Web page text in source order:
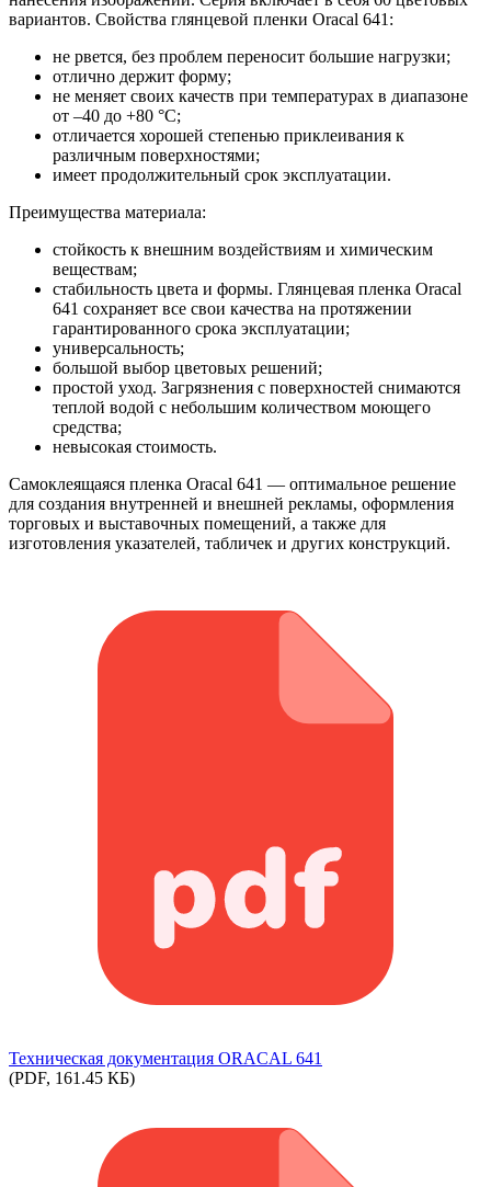
вариантов. Свойства глянцевой пленки Oracal 641:
не рвется, без проблем переносит большие нагрузки;
отлично держит форму;
не меняет своих качеств при температурах в диапазоне
от –40 до +80 °С;
отличается хорошей степенью приклеивания к
различным поверхностями;
имеет продолжительный срок эксплуатации.
Преимущества материала:
стойкость к внешним воздействиям и химическим
веществам;
стабильность цвета и формы. Глянцевая пленка Oracal
641 сохраняет все свои качества на протяжении
гарантированного срока эксплуатации;
универсальность;
большой выбор цветовых решений;
простой уход. Загрязнения с поверхностей снимаются
теплой водой с небольшим количеством моющего
средства;
невысокая стоимость.
Самоклеящаяся пленка Oracal 641 — оптимальное решение
для создания внутренней и внешней рекламы, оформления
торговых и выставочных помещений, а также для
изготовления указателей, табличек и других конструкций.
Техническая документация ORACAL 641
(PDF, 161.45 КБ)